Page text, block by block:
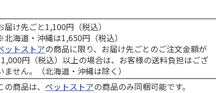
届け先ごと1,100円（税込）
海道・沖縄は1,650円（税込）
ットストアの商品に限り、お届け先ごとのご注文金額が
円（税込）以上の場合は、お客様の送料負担はござ
ません。（北海道・沖縄は除く）
の商品は、ペットストアの商品のみ同梱可能です。